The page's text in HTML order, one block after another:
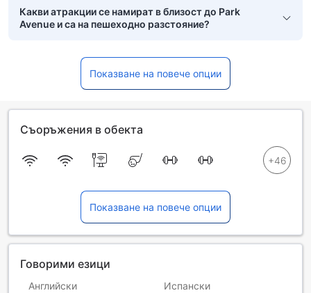
Какви атракции се намират в близост до Park
Avenue и са на пешеходно разстояние?
Показване на повече опции
Съоръжения в обекта
Показване на повече опции
Говорими езици
Английски Испански